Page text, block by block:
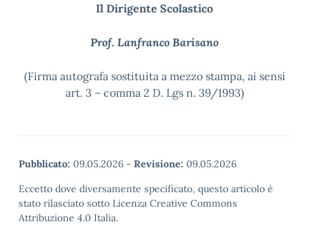
Il Dirigente Scolastico
Prof. Lanfranco Barisano
(Firma autografa sostituita a mezzo stampa, ai sensi
art. 3 – comma 2 D. Lgs n. 39/1993)
Pubblicato: 09.05.2026 - Revisione: 09.05.2026
Eccetto dove diversamente specificato, questo articolo è
stato rilasciato sotto Licenza Creative Commons
Attribuzione 4.0 Italia.